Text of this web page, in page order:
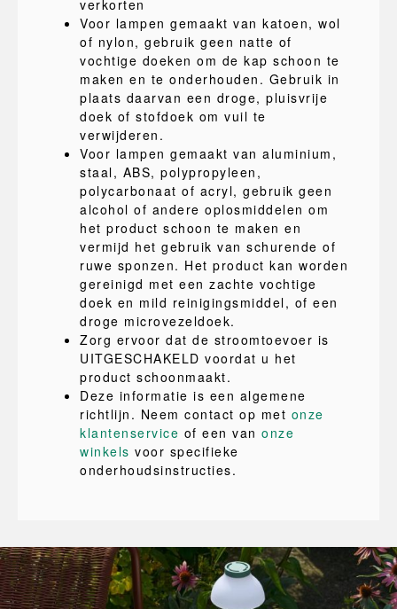
verkorten
Voor lampen gemaakt van katoen, wol
of nylon, gebruik geen natte of
vochtige doeken om de kap schoon te
maken en te onderhouden. Gebruik in
plaats daarvan een droge, pluisvrije
doek of stofdoek om vuil te
verwijderen.
Voor lampen gemaakt van aluminium,
staal, ABS, polypropyleen,
polycarbonaat of acryl, gebruik geen
alcohol of andere oplosmiddelen om
het product schoon te maken en
vermijd het gebruik van schurende of
ruwe sponzen. Het product kan worden
gereinigd met een zachte vochtige
doek en mild reinigingsmiddel, of een
droge microvezeldoek.
Zorg ervoor dat de stroomtoevoer is
UITGESCHAKELD voordat u het
product schoonmaakt.
Deze informatie is een algemene
richtlijn. Neem contact op met onze
klantenservice of een van onze
winkels voor specifieke
onderhoudsinstructies.